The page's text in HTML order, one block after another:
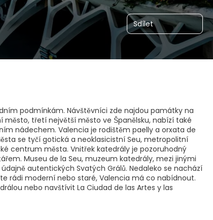
Sdílet
podmínkám. Návštěvníci zde najdou památky na
třetí největší město ve Španělsku, nabízí také
nádechem. Valencia je rodištěm paelly a orxata de
se tyčí gotická a neoklasicistní Seu, metropolitní
centrum města. Vnitřek katedrály je pozoruhodný
Museu de la Seu, muzeum katedrály, mezi jinými
autentických Svatých Grálů. Nedaleko se nachází
rádi moderní nebo staré, Valencia má co nabídnout.
nebo navštívit La Ciudad de las Artes y las